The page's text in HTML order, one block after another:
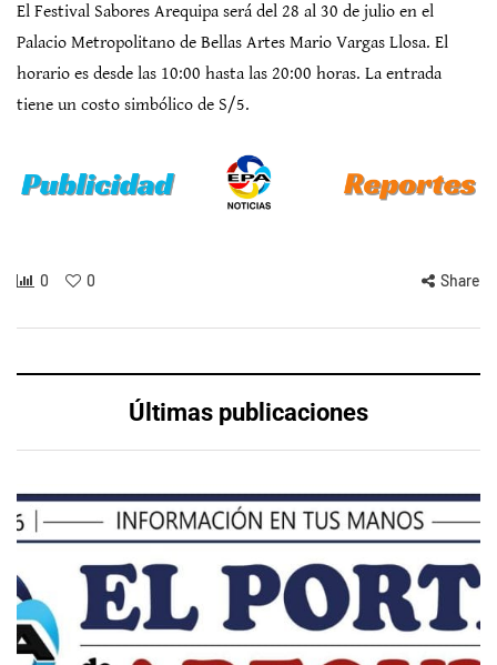
El Festival Sabores Arequipa será del 28 al 30 de julio en el
Palacio Metropolitano de Bellas Artes Mario Vargas Llosa. El
horario es desde las 10:00 hasta las 20:00 horas. La entrada
tiene un costo simbólico de S/5.
0 0 Share
Últimas publicaciones